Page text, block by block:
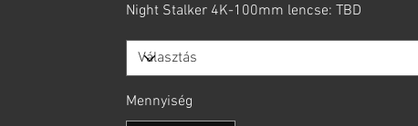
Night Stalker 4K-100mm lencse: TBD
Mennyiség